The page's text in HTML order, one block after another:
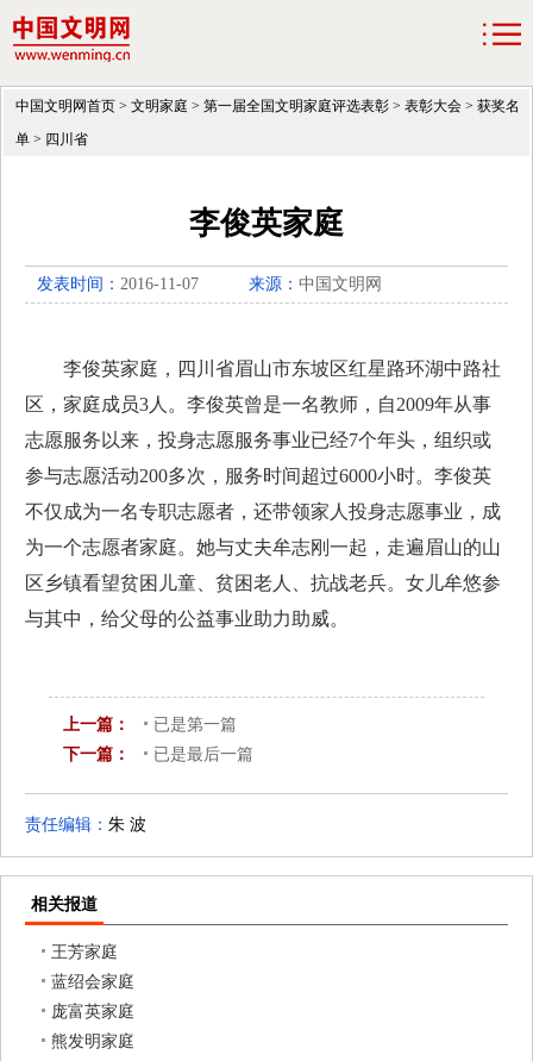
中国文明网首页 > 文明家庭 > 第一届全国文明家庭评选表彰 > 表彰大会 > 获奖名
单 > 四川省
李俊英家庭
发表时间： 2016-11-07 来源： 中国文明网
李俊英家庭，四川省眉山市东坡区红星路环湖中路社
区，家庭成员3 人。李俊英曾是一名教师，自2009年从事
志愿服务以来，投身志愿服务事业已经7个年头，组织或
参与志愿活动200多次，服务时间超过6000小时。李俊英
不仅成为一名专职志愿者，还带领家人投身志愿事业，成
为一个志愿者家庭。她与丈夫牟志刚一起，走遍眉山的山
区乡镇看望贫困儿童、贫困老人、抗战老兵。女儿牟悠参
与其中，给父母的公益事业助力助威。
上一篇：
已是第一篇
下一篇：
已是最后一篇
责任编辑： 朱 波
相关报道
王芳家庭
蓝绍会家庭
庞富英家庭
熊发明家庭